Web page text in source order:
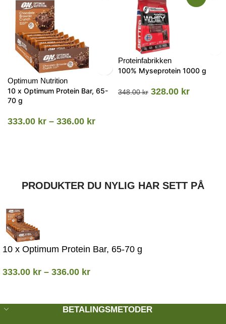
Optimum Nutrition
10 x Optimum Protein Bar, 65-
70 g
333.00 kr – 336.00 kr
Proteinfabrikken
100% Myseprotein 1000 g
348.00kr 328.00 kr
PRODUKTER DU NYLIG HAR SETT PÅ
10 x Optimum Protein Bar, 65-70 g
333.00 kr – 336.00 kr
BETALINGSMETODER